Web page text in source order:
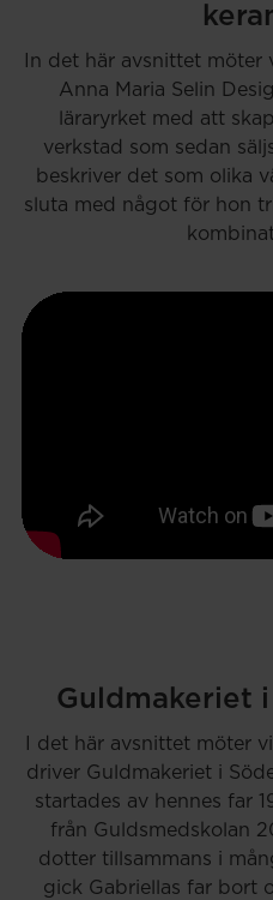
In det här avsnittet möter
Anna Maria Selin
läraryrket med att
verkstad som sedan
beskriver det som olika
sluta med något för hon
Guldmakeriet
I det här avsnittet möter
driver Guldmakeriet i
startades av hennes far
från Guldsmedskolan
dotter tillsammans i
gick Gabriellas far bort